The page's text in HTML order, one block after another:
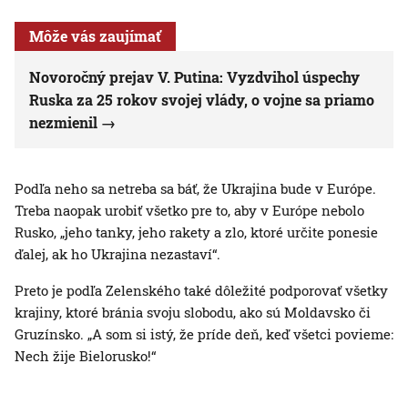
Môže vás zaujímať
Novoročný prejav V. Putina: Vyzdvihol úspechy
Ruska za 25 rokov svojej vlády, o vojne sa priamo
nezmienil
Podľa neho sa netreba sa báť, že Ukrajina bude v Európe.
Treba naopak urobiť všetko pre to, aby v Európe nebolo
Rusko, „jeho tanky, jeho rakety a zlo, ktoré určite ponesie
ďalej, ak ho Ukrajina nezastaví“.
Preto je podľa Zelenského také dôležité podporovať všetky
krajiny, ktoré bránia svoju slobodu, ako sú Moldavsko či
Gruzínsko. „A som si istý, že príde deň, keď všetci povieme:
Nech žije Bielorusko!“